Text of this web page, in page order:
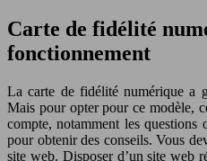
Carte de fidélité
fonctionnement
La carte de fidélité numérique a
Mais pour opter pour ce modèle,
compte, notamment les questions
pour obtenir des conseils. Vous
site web. Disposer d’un site web